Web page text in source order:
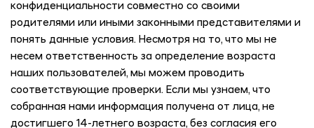
конфиденциальности совместно со своими
родителями или иными законными представителями и
понять данные условия. Несмотря на то, что мы не
несем ответственность за определение возраста
наших пользователей, мы можем проводить
соответствующие проверки. Если мы узнаем, что
собранная нами информация получена от лица, не
достигшего 14-летнего возраста, без согласия его